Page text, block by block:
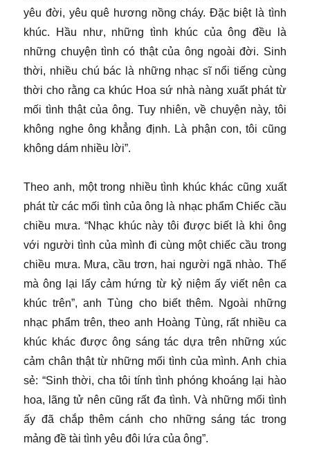
yêu đời, yêu quê hương nồng cháy. Đặc biệt là tình
khúc. Hầu như, những tình khúc của ông đều là
những chuyện tình có thật của ông ngoài đời. Sinh
thời, nhiều chú bác là những nhạc sĩ nổi tiếng cùng
thời cho rằng ca khúc Hoa sứ nhà nàng xuất phát từ
mối tình thật của ông. Tuy nhiên, về chuyện này, tôi
không nghe ông khẳng định. Là phận con, tôi cũng
không dám nhiều lời”.
Theo anh, một trong nhiều tình khúc khác cũng xuất
phát từ các mối tình của ông là nhạc phẩm Chiếc cầu
chiều mưa. “Nhạc khúc này tôi được biết là khi ông
với người tình của mình đi cùng một chiếc cầu trong
chiều mưa. Mưa, cầu trơn, hai người ngã nhào. Thế
mà ông lại lấy cảm hứng từ kỷ niệm ấy viết nên ca
khúc trên”, anh Tùng cho biết thêm. Ngoài những
nhạc phẩm trên, theo anh Hoàng Tùng, rất nhiều ca
khúc khác được ông sáng tác dựa trên những xúc
cảm chân thật từ những mối tình của mình. Anh chia
sẻ: “Sinh thời, cha tôi tính tình phóng khoáng lại hào
hoa, lãng tử nên cũng rất đa tình. Và những mối tình
ấy đã chắp thêm cánh cho những sáng tác trong
mảng đề tài tình yêu đôi lứa của ông”.